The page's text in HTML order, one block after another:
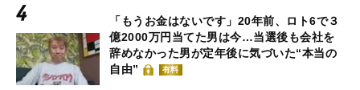
「もうお金はないです」20年前、ロト6で３
億2000万円当てた男は今…当選後も会社を
辞めなかった男が定年後に気づいた“本当の
自由”
有料